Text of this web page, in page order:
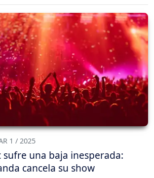
1 / 2025
sufre una baja inesperada:
cancela su show